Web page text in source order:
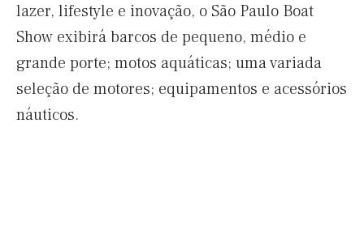
lazer, lifestyle e inovação, o São Paulo Boat
Show exibirá barcos de pequeno, médio e
grande porte; motos aquáticas; uma variada
seleção de motores; equipamentos e acessórios
náuticos.